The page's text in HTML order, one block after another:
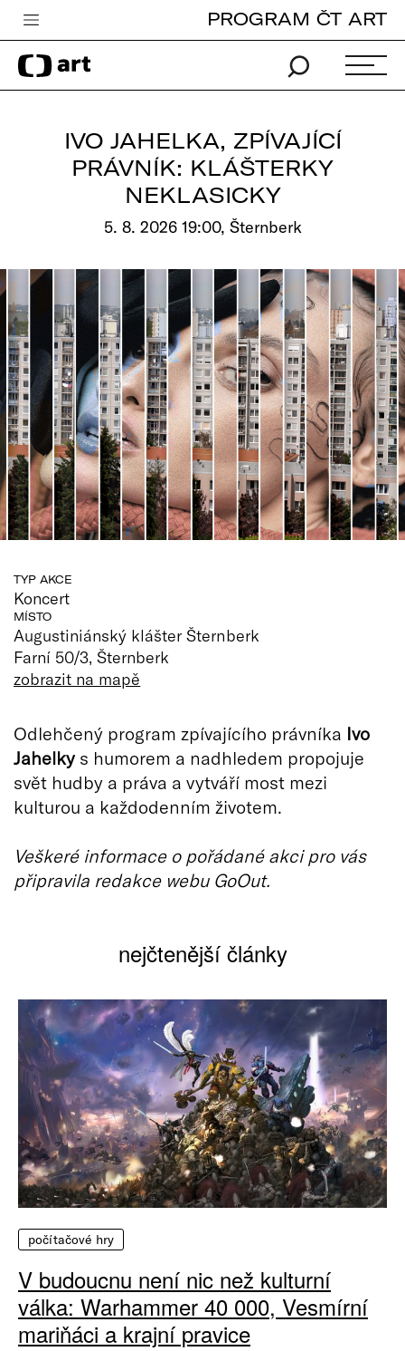
Česká televize
Zpravodajství
edu
Vše o ČT
PROGRAM ČT ART
IVO JAHELKA, ZPÍVAJÍCÍ
PRÁVNÍK: KLÁŠTERKY
NEKLASICKY
5. 8. 2026 19:00, Šternberk
TYP AKCE
Koncert
MÍSTO
Augustiniánský klášter Šternberk
Farní 50/3, Šternberk
zobrazit na mapě
Odlehčený program zpívajícího právníka Ivo
Jahelkys humorem a nadhledem propojuje
svět hudby a práva a vytváří most mezi
kulturou a každodenním životem.
Veškeré informace o pořádané akci pro vás
připravila redakce webu GoOut.
nejčtenější články
počítačové hry
V budoucnu není nic než kulturní
válka: Warhammer 40 000, Vesmírní
mariňáci a krajní pravice